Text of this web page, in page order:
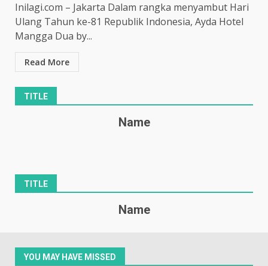
Inilagi.com – Jakarta Dalam rangka menyambut Hari
Ulang Tahun ke-81 Republik Indonesia, Ayda Hotel
Mangga Dua by...
Read More
TITLE
Name
TITLE
Name
YOU MAY HAVE MISSED